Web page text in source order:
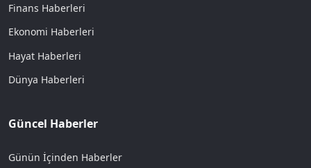
Finans Haberleri
Ekonomi Haberleri
Hayat Haberleri
Dünya Haberleri
Güncel Haberler
Günün İçinden Haberler